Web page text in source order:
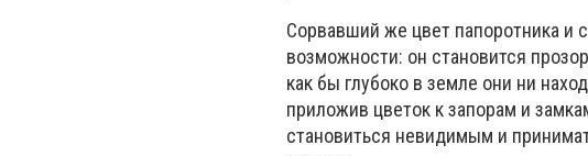
Сорвавший же цвет папоротника и
возможности: он становится
как бы глубоко в земле они ни
приложив цветок к запорам и
становиться невидимым и